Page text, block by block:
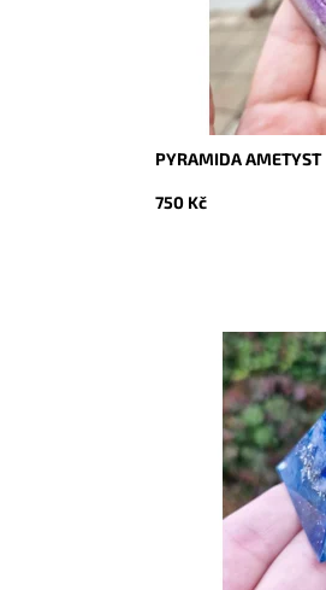
PYRAMIDA AMETYST
750 Kč
Dostupnost:
9932